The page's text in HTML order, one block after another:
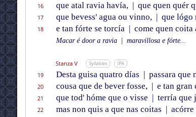
16
que atal ravia havía, | que quen quér
17
que bevess' agua ou vinno, | que lógo
18
e tan fórte se torcía | come quen coita
Macar é door a ravia
maravillosa e fórte...
Stanza V Syllables IPA
19 Desta guisa quatro días | passara que
20
cousa que de bever fosse, | e tan gran
21
que tod' hóme que o visse | terría que
22
mas non quis a que nas coitas | acórre